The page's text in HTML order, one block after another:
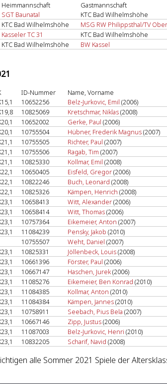
Heimmannschaft Gastmannschaft
SGT Baunatal KTC Bad Wilhelmshöhe
KTC Bad Wilhelmshöhe MSG RW Philippsthal/TV
Kasseler TC 31 KTC Bad Wilhelmshöhe
KTC Bad Wilhelmshöhe BW Kassel
ID-Nummer Name, Vorname
10652256 Belz-Jurkovic, Emil (2006)
10825069 Kretschmar, Niklas(2008)
10652002 Gerke, Paul (2006)
10755504 Hübner, Frederik Magnus(2007)
10755505 Richter, Paul (2007)
10755506 Ragab, Tim (2007)
10825330 Kollmar, Emil (2008)
10650405 Eisfeld, Gregor(2006)
10822246 Buch, Leonard (2008)
10825326 Kämpen, Henrich (2008)
10658413 Witt, Alexander(2006)
10658414 Witt, Thomas(2006)
10757364 Eikemeier, Anton (2007)
11084239 Pensky, Jakob (2010)
10755507 Weht, Daniel (2007)
10825331 Jöllenbeck, Louis(2008)
10661396 Förster, Paul (2006)
10667147 Haschen, Jurek(2006)
11085276 Eikemeier, Ben Konrad (2010)
11084385 Kollmar, Anton (2010)
11084384 Kämpen, Jannes(2010)
10758911 Seebach, Pius Bela (2007)
10667146 Zipp, Justus(2006)
11087003 Belz-Jurkovic, Henri (2010)
10832205 Scharif, Navid (2008)
alle Sommer 2021 Spiele der